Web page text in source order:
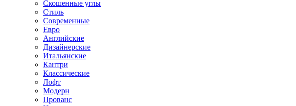
Скошенные углы
Стиль
Современные
Евро
Английские
Дизайнерские
Итальянские
Кантри
Классические
Лофт
Модерн
Прованс